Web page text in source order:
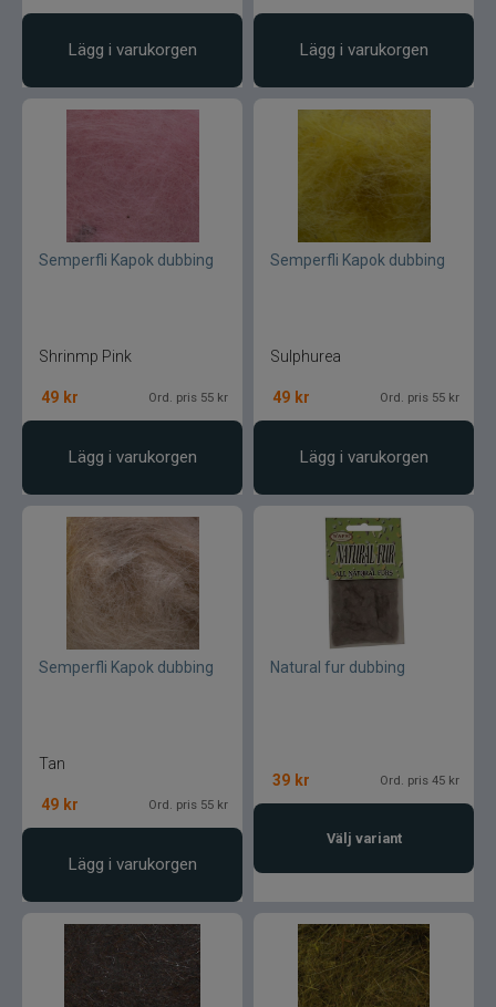
Lägg i varukorgen Lägg i varukorgen
Semperfli Kapok dubbing
Shrinmp Pink
49 kr Ord. pris 55 kr
Lägg i varukorgen
Semperfli Kapok dubbing
Sulphurea
49 kr Ord. pris 55 kr
Lägg i varukorgen
Semperfli Kapok dubbing
Tan
49 kr Ord. pris 55 kr
Lägg i varukorgen
Natural fur dubbing
39 kr Ord. pris 45 kr
Välj variant